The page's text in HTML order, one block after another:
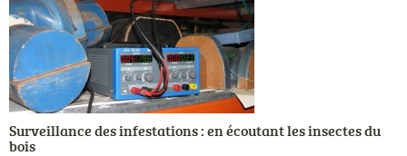
Surveillance des infestations : en écoutant les insectes du
bois